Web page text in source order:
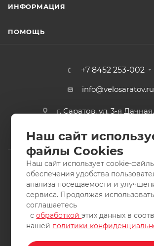
ИНФОРМАЦИЯ
ПОМОЩЬ
+7 8452 253-002
info@velosaratov.ru
г. Саратов, ул. 3-я Дачная,
2011-2026 © интернет-магазин
ВелоСаратов. Не является публичной
защищены. Заимствование материалов
запрещено.
Наш сайт
файлы Cookies
Наш сайт использует cookie-
обеспечения удобства
анализа посещаемости и
сервиса. Продолжая
соглашаетесь
собработкойэтих данных в
нашей политики